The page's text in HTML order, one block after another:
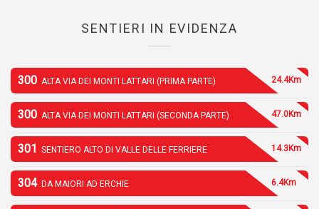
SENTIERI IN EVIDENZA
300 ALTA VIA DEI MONTI LATTARI (PRIMA PARTE) 24.4Km
300 ALTA VIA DEI MONTI LATTARI (SECONDA PARTE) 47.0Km
301 SENTIERO ALTO DI VALLE DELLE FERRIERE 14.3Km
304 DA MAIORI AD ERCHIE 6.4Km